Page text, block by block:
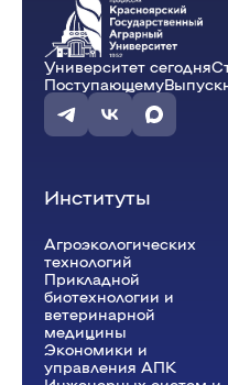
Университет сегодня
Поступающему
Институты
Агроэкологических
технологий
Прикладной
биотехнологии и
ветеринарной
медицины
Экономики и
управления АПК